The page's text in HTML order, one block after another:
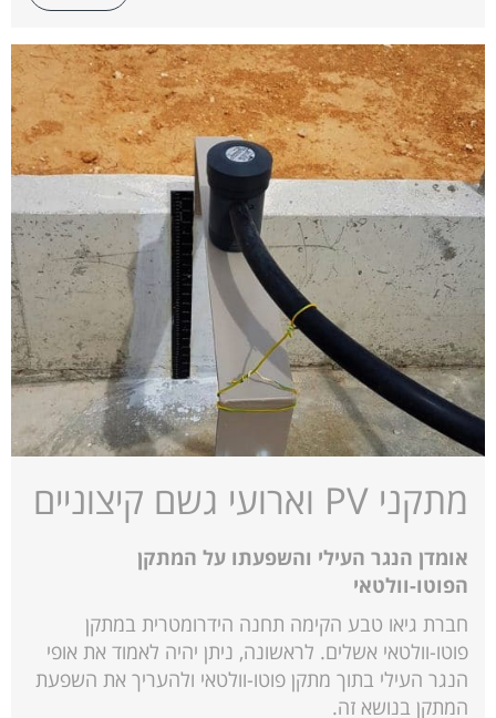
מתקני PV וארועי גשם קיצוניים
אומדן הנגר העילי והשפעתו על המתקן
הפוטו-וולטאי
חברת גיאו טבע הקימה תחנה הידרומטרית במתקן
פוטו-וולטאי אשלים. לראשונה, ניתן יהיה לאמוד את אופי
הנגר העילי בתוך מתקן פוטו-וולטאי ולהעריך את השפעת
המתקן בנושא זה.